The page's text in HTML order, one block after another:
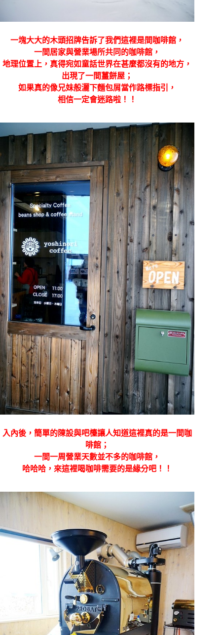
一塊大大的木頭招牌告訴了我們這裡是間咖啡館，
一間居家與營業場所共同的咖啡館，
地理位置上，真得宛如童話世界在甚麼都沒有的地方，
出現了一間薑餅屋；
如果真的像兄妹般灑下麵包屑當作路標指引，
相信一定會迷路啦！！
入內後，簡單的陳設與吧檯讓人知道這裡真的是一間咖
啡館；
一間一周營業天數並不多的咖啡館，
哈哈哈，來這裡喝咖啡需要的是緣分吧！！